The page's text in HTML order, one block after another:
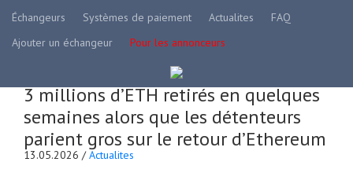
Échangeurs Systèmes de paiement Actualites
FAQ
Ajouter un échangeur
Pour les annonceurs
3 millions d’ETH retirés en quelques
semaines alors que les détenteurs
parient gros sur le retour d’Ethereum
13.05.2026 /Actualites